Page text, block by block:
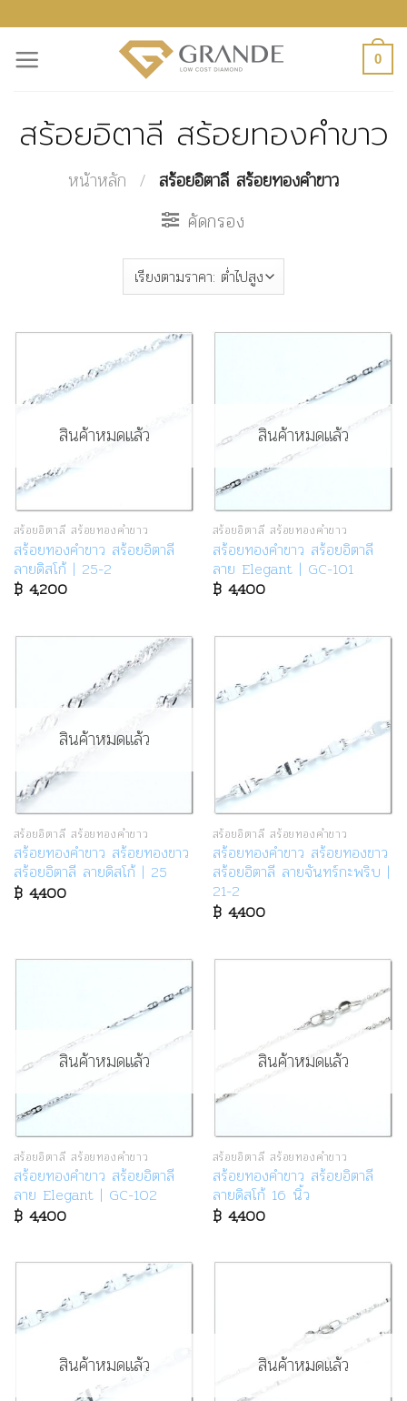
ยัง
0
สร้อยอิตาลี สร้อยทองคำขาว
หน้าหลัก / สร้อยอิตาลี สร้อยทองคำขาว
คัดกรอง
สินค้าหมดแล้ว
สร้อยอิตาลี สร้อยทองคำขาว
สร้อยทองคำขาว สร้อยอิตาลี
ลายดิสโก้ | 25-2
฿4,200
สินค้าหมดแล้ว
สร้อยอิตาลี สร้อยทองคำขาว
สร้อยทองคำขาว สร้อยอิตาลี
ลาย Elegant | GC-101
฿4,400
สินค้าหมดแล้ว
สร้อยอิตาลี สร้อยทองคำขาว
สร้อยทองคำขาว สร้อยทองขาว
สร้อยอิตาลี ลายดิสโก้ | 25
฿4,400
สร้อยอิตาลี สร้อยทองคำขาว
สร้อยทองคำขาว สร้อยทองขาว
สร้อยอิตาลี ลายจันทร์กะพริบ |
21-2
฿4,400
สินค้าหมดแล้ว
สร้อยอิตาลี สร้อยทองคำขาว
สร้อยทองคำขาว สร้อยอิตาลี
ลาย Elegant | GC-102
฿4,400
สินค้าหมดแล้ว
สร้อยอิตาลี สร้อยทองคำขาว
สร้อยทองคำขาว สร้อยอิตาลี
ลายดิสโก้ 16 นิ้ว
฿4,400
สินค้าหมดแล้ว สินค้าหมดแล้ว